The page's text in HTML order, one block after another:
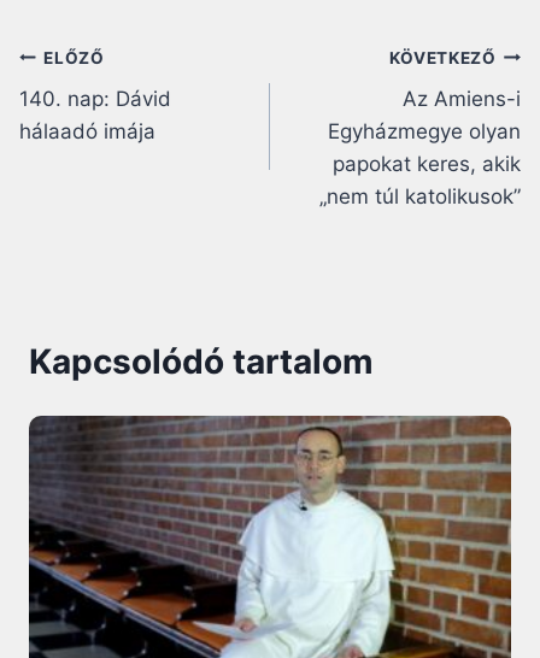
Bejegyzés
navigáció
ELŐZŐ
140. nap: Dávid
hálaadó imája
KÖVETKEZŐ
Az Amiens-i
Egyházmegye olyan
papokat keres, akik
„nem túl katolikusok”
Kapcsolódó tartalom